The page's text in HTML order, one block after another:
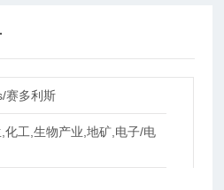
赛多利斯
化工,生物产业,地矿,电子/电